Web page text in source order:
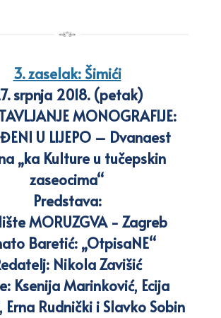
3. zaselak: Šimići
srpnja 2018. (petak)
MONOGRAFIJE:
U LIJEPO – Dvanaest
„ka Kulture u tučepskin
zaseocima“
Predstava:
MORUZGVA - Zagreb
Baretić: „OtpisaNE“
Nikola Zavišić
Ksenija Marinković, Ecija
Erna Rudnički i Slavko Sobin